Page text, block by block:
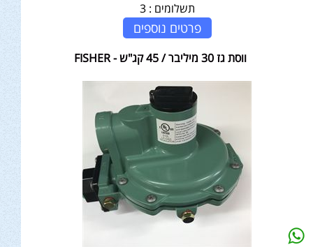
תשלומים : 3
פרטים נוספים
ווסת גז 30 מיליבר / 45 קג"ש - FISHER